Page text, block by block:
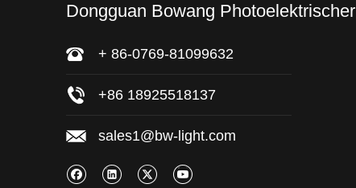
Dongguan Bowang Photoelektrischer
+ 86-0769-81099632
+86 18925518137
sales1@bw-light.com